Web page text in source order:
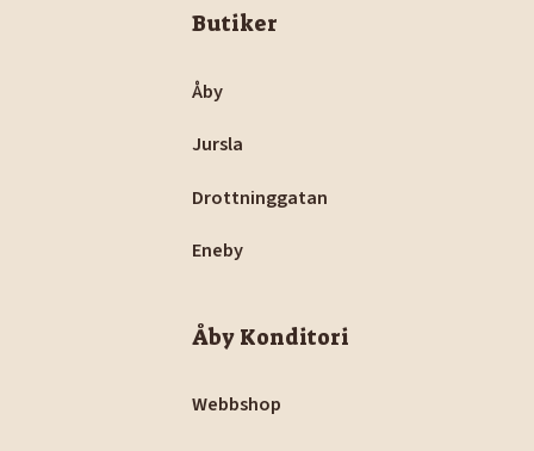
Butiker
Åby
Jursla
Drottninggatan
Eneby
Åby Konditori
Webbshop